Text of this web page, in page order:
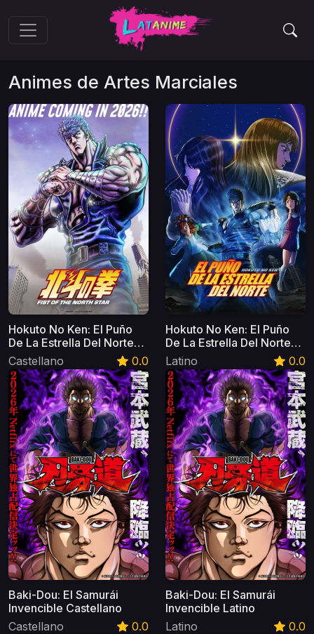
Animes de Artes Marciales
Hokuto No Ken: El Puño
De La Estrella Del Norte
Castellano
Castellano 0.0
Hokuto No Ken: El Puño
De La Estrella Del Norte
Latino
Latino 0.0
Baki-Dou: El Samurái
Invencible Castellano
Castellano
0.0
Baki-Dou: El Samurái
Invencible Latino
Latino
0.0